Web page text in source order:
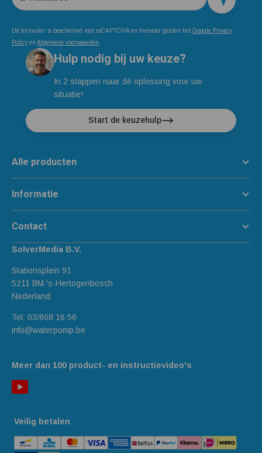
Dit formulier is beschermd met reCAPTCHA en hiervoor gelden het Google Privacy
Policy en Algemene voorwaarden
Hulp nodig bij uw keuze?
In 2 stappen naar dé oplossing voor uw
situatie!
Start de keuzehulp
Meer dan 100 product- en instructievideo's
Alle producten
Informatie
Contact
SolverMedia B.V.
Stationsplein 91
5211 BM 's-Hertogenbosch
Nederland
Tel: 03/808 16 56
info@waterpomp.be
Veilig betalen